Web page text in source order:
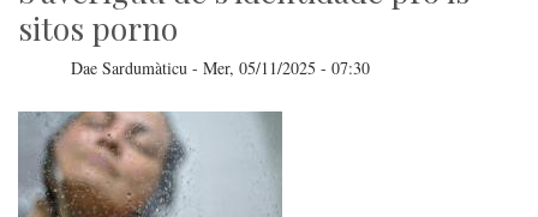
sitos porno
Dae Sardumàticu - Mer, 05/11/2025 - 07:30